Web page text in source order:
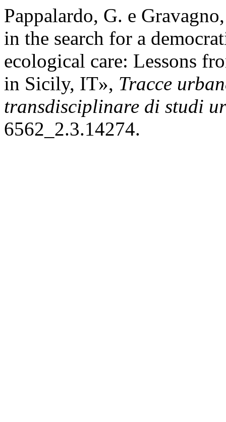
Pappalardo, G. e
in the search for a
ecological care: Lessons
in Sicily, IT», Tracce
transdisciplinare di studi
6562_2.3.14274.